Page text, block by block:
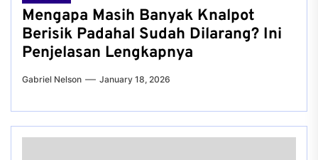
Mengapa Masih Banyak Knalpot
Berisik Padahal Sudah Dilarang? Ini
Penjelasan Lengkapnya
Gabriel Nelson January 18, 2026